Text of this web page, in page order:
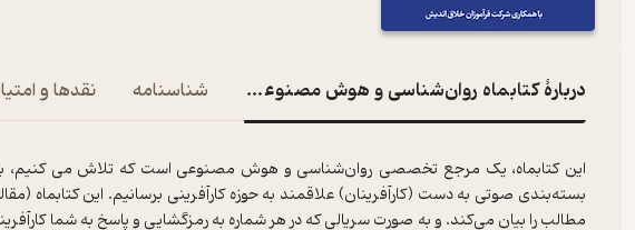
دربارۀ کتابماه روان‌شناسی و هوش مصنوعی جلد 1 شناسنامه نقدها و
این کتابماه، یک مرجع تخصصی روان‌شناسی و هوش مصنوعی است که تلاش می کنیم، به
بسته‌بندی صوتی به دست (کارآفرینان) علاقمند به حوزه کارآفرینی برسانیم. این کتابماه
مطالب را بیان می‌کند. و به صورت سریالی که در هر شماره به رمزگشایی و پاسخ به شما